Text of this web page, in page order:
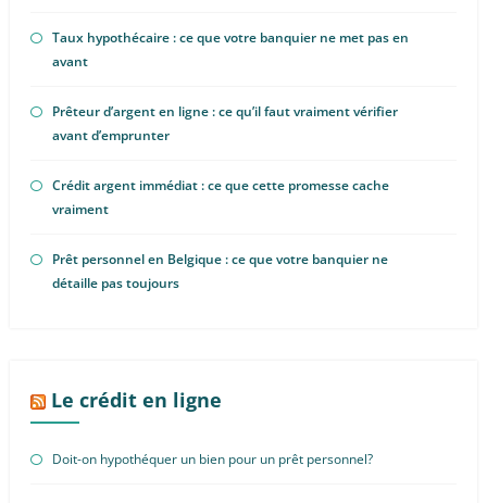
Taux hypothécaire : ce que votre banquier ne met pas en
avant
Prêteur d’argent en ligne : ce qu’il faut vraiment vérifier
avant d’emprunter
Crédit argent immédiat : ce que cette promesse cache
vraiment
Prêt personnel en Belgique : ce que votre banquier ne
détaille pas toujours
Le crédit en ligne
Doit-on hypothéquer un bien pour un prêt personnel?